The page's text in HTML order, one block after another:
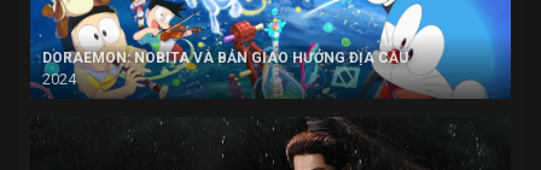
DORAEMON: NOBITA VÀ BẢN GIAO HƯỞNG ĐỊA CẦU
2024